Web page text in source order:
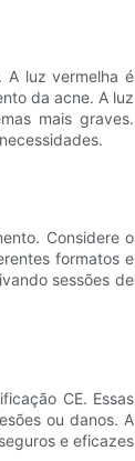
A luz vermelha é
da acne. A luz
mais graves.
Considere o
formatos e
sessões de
CE. Essas
ou danos. A
e eficazes